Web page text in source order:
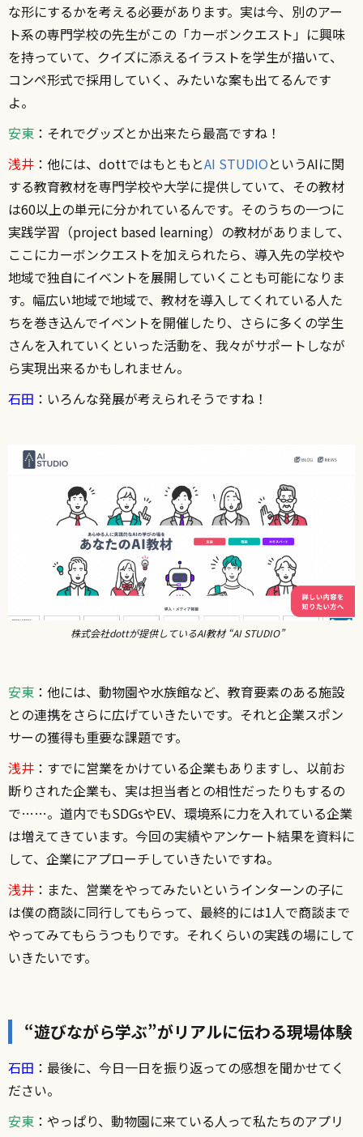
な形にするかを考える必要があります。実は今、別のアー
ト系の専門学校の先生がこの「カーボンクエスト」に興味
を持っていて、クイズに添えるイラストを学生が描いて、
コンペ形式で採用していく、みたいな案も出てるんです
よ。
安東 ：それでグッズとか出来たら最高ですね！
浅井 ：他には、dottではもともとAI STUDIOというAIに関
する教育教材を専門学校や大学に提供していて、その教材
は60以上の単元に分かれているんです。そのうちの一つに
実践学習（project based learning）の教材がありまして、
ここにカーボンクエストを加えられたら、導入先の学校や
地域で独自にイベントを展開していくことも可能になりま
す。幅広い地域で地域で、教材を導入してくれている人た
ちを巻き込んでイベントを開催したり、さらに多くの学生
さんを入れていくといった活動を、我々がサポートしなが
ら実現出来るかもしれません。
石田 ：いろんな発展が考えられそうですね！
株式会社dottが提供しているAI教材 “AI STUDIO”
安東 ：他には、動物園や水族館など、教育要素のある施設
との連携をさらに広げていきたいです。それと企業スポン
サーの獲得も重要な課題です。
浅井 ：すでに営業をかけている企業もありますし、以前お
断りされた企業も、実は担当者との相性だったりもするの
で……。道内でもSDGsやEV、環境系に力を入れている企業
は増えてきています。今回の実績やアンケート結果を資料に
して、企業にアプローチしていきたいですね。
浅井 ：また、営業をやってみたいというインターンの子に
は僕の商談に同行してもらって、最終的には1人で商談まで
やってみてもらうつもりです。それくらいの実践の場にして
いきたいです。
“遊びながら学ぶ”がリアルに伝わる現場体験
石田 ：最後に、今日一日を振り返っての感想を聞かせてく
ださい。
安東 ：やっぱり、動物園に来ている人って私たちのアプリ